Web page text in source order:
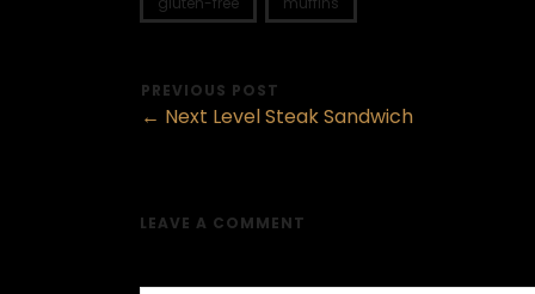
PREVIOUS POST
← Next Level Steak Sandwich
LEAVE A COMMENT